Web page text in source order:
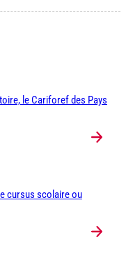
le Cariforef des Pays
cursus scolaire ou